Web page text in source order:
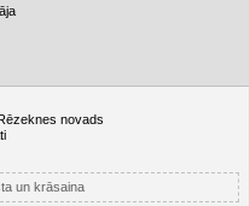
novads
un krāsaina